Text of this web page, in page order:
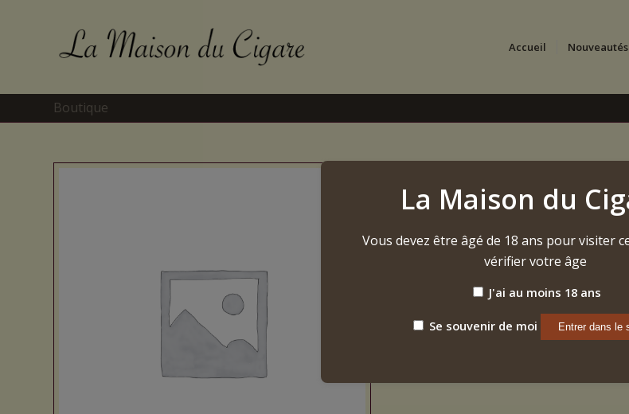
Accueil Nouveautés
Boutique
105,00€
2.625,00€ (25 pièces) | DIAMÈTRE
Cohiba Siglo VI 2024
La Maison du
Vous devez être âgé de 18 ans pour visiter
vérifier votre âge
J'ai au moins 18 ans
Se souvenir de moi